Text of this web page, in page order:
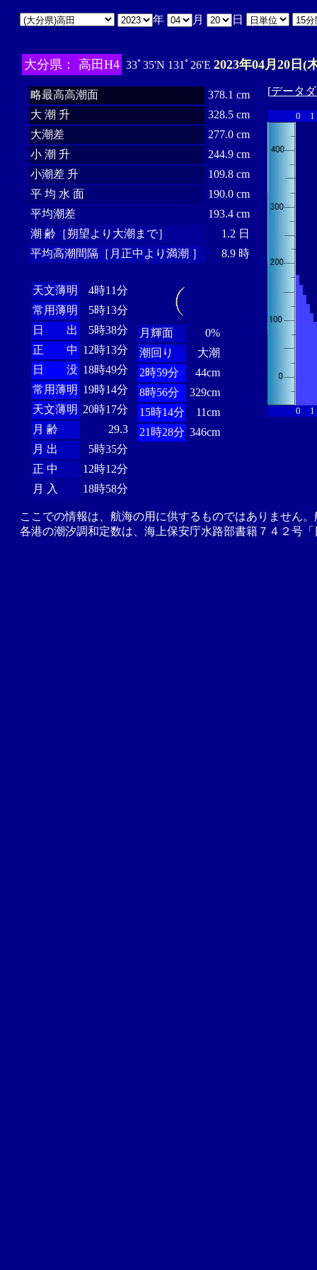
年 月 日
大分県： 高田H4 33ﾟ35'N 131ﾟ26'E 2023年04月20日(
略最高高潮面
378.1 cm
大 潮 升
328.5 cm
大潮差
277.0 cm
小 潮 升
244.9 cm
小潮差 升
109.8 cm
平 均 水 面
190.0 cm
平均潮差
193.4 cm
潮 齢［朔望より大潮まで］
1.2 日
平均高潮間隔［月正中より満潮 ］
8.9 時
天文薄明
4時11分
常用薄明
5時13分
日 出
5時38分
正 中 12時13分
日 没 18時49分
常用薄明 19時14分
天文薄明 20時17分
月 齢
29.3
月 出
5時35分
正 中
12時12分
月 入
18時58分
月輝面
0%
潮回り
大潮
2時59分
44cm
8時56分
329cm
15時14分
11cm
21時28分 346cm
[データ
0 1
0 1
ここでの情報は、航海の用に供するものではありません
各港の潮汐調和定数は、海上保安庁水路部書籍７４２号